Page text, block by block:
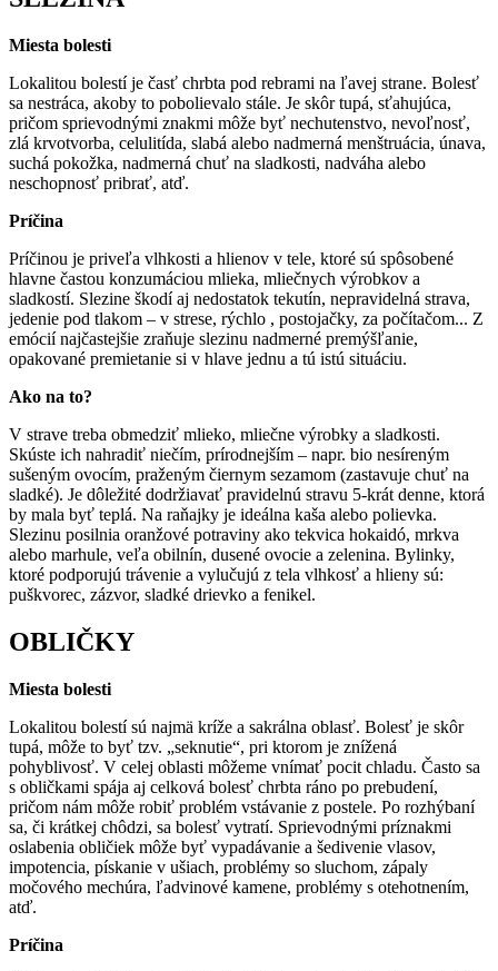
Miesta bolesti
Lokalitou bolestí je časť chrbta pod rebrami na ľavej strane. Bolesť
sa nestráca, akoby to pobolievalo stále. Je skôr tupá, sťahujúca,
pričom sprievodnými znakmi môže byť nechutenstvo, nevoľnosť,
zlá krvotvorba, celulitída, slabá alebo nadmerná menštruácia, únava,
suchá pokožka, nadmerná chuť na sladkosti, nadváha alebo
neschopnosť pribrať, atď.
Príčina
Príčinou je priveľa vlhkosti a hlienov v tele, ktoré sú spôsobené
hlavne častou konzumáciou mlieka, mliečnych výrobkov a
sladkostí. Slezine škodí aj nedostatok tekutín, nepravidelná strava,
jedenie pod tlakom – v strese, rýchlo , postojačky, za počítačom... Z
emócií najčastejšie zraňuje slezinu nadmerné premýšľanie,
opakované premietanie si v hlave jednu a tú istú situáciu.
Ako na to?
V strave treba obmedziť mlieko, mliečne výrobky a sladkosti.
Skúste ich nahradiť niečím, prírodnejším – napr. bio nesíreným
sušeným ovocím, praženým čiernym sezamom (zastavuje chuť na
sladké). Je dôležité dodržiavať pravidelnú stravu 5-krát denne, ktorá
by mala byť teplá. Na raňajky je ideálna kaša alebo polievka.
Slezinu posilnia oranžové potraviny ako tekvica hokaidó, mrkva
alebo marhule, veľa obilnín, dusené ovocie a zelenina. Bylinky,
ktoré podporujú trávenie a vylučujú z tela vlhkosť a hlieny sú:
puškvorec, zázvor, sladké drievko a fenikel.
OBLIČKY
Miesta bolesti
Lokalitou bolestí sú najmä kríže a sakrálna oblasť. Bolesť je skôr
tupá, môže to byť tzv. „seknutie“, pri ktorom je znížená
pohyblivosť. V celej oblasti môžeme vnímať pocit chladu. Často sa
s obličkami spája aj celková bolesť chrbta ráno po prebudení,
pričom nám môže robiť problém vstávanie z postele. Po rozhýbaní
sa, či krátkej chôdzi, sa bolesť vytratí. Sprievodnými príznakmi
oslabenia obličiek môže byť vypadávanie a šedivenie vlasov,
impotencia, pískanie v ušiach, problémy so sluchom, zápaly
močového mechúra, ľadvinové kamene, problémy s otehotnením,
atď.
Príčina